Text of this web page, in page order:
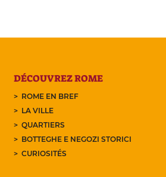
DÉCOUVREZ ROME
ROME EN BREF
LA VILLE
QUARTIERS
BOTTEGHE E NEGOZI STORICI
CURIOSITÉS